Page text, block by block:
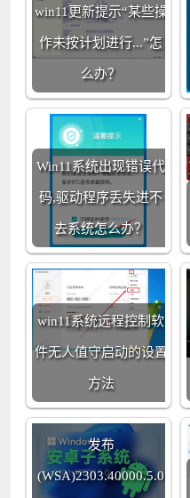
win11更新提示“某些操
作未按计划进行...”怎
么办？
Win11系统出现错误代
码,驱动程序丢失进不
去系统怎么办？
win11系统远程控制软
件无人值守启动的设置
方法
Win11系统安卓子系统
发布
(WSA)2303.40000.5.0